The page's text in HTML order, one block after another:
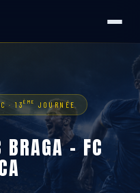
· 13ÈME JOURNÉE
– FC